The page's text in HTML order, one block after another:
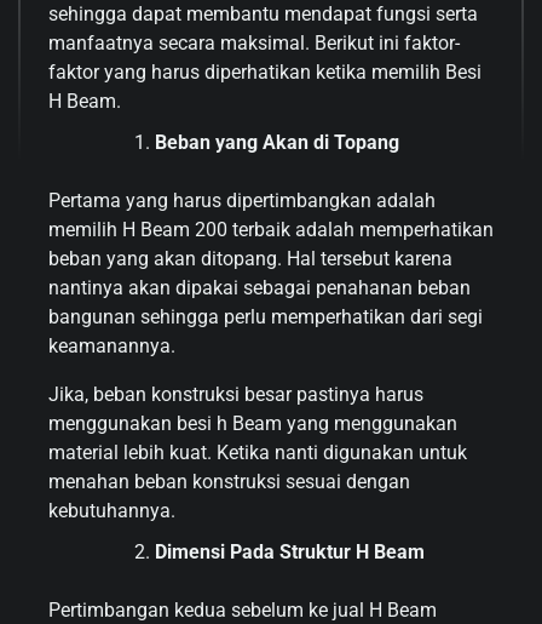
sehingga dapat membantu mendapat fungsi serta
manfaatnya secara maksimal. Berikut ini faktor-
faktor yang harus diperhatikan ketika memilih Besi
H Beam.
Beban yang Akan di Topang
Pertama yang harus dipertimbangkan adalah
memilih H Beam 200 terbaik adalah memperhatikan
beban yang akan ditopang. Hal tersebut karena
nantinya akan dipakai sebagai penahanan beban
bangunan sehingga perlu memperhatikan dari segi
keamanannya.
Jika, beban konstruksi besar pastinya harus
menggunakan besi h Beam yang menggunakan
material lebih kuat. Ketika nanti digunakan untuk
menahan beban konstruksi sesuai dengan
kebutuhannya.
Dimensi Pada Struktur H Beam
Pertimbangan kedua sebelum ke jual H Beam